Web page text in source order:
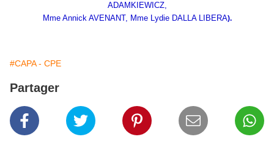
ADAMKIEWICZ,
Mme Annick AVENANT, Mme Lydie DALLA LIBERA).
#CAPA - CPE
Partager